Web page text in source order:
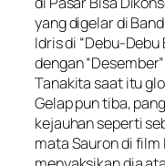
yang digelar di
Idris di “Debu-
dengan
Tanakita saat itu
Gelap pun tiba,
kejauhan seperti
mata Sauron di film